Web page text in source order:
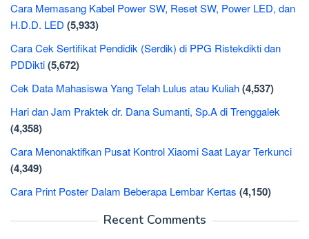
Cara Memasang Kabel Power SW, Reset SW, Power LED, dan
H.D.D. LED (5,933)
Cara Cek Sertifikat Pendidik (Serdik) di PPG Ristekdikti dan
PDDikti(5,672)
Cek Data Mahasiswa Yang Telah Lulus atau Kuliah(4,537)
Hari dan Jam Praktek dr. Dana Sumanti, Sp.A di Trenggalek
(4,358)
Cara Menonaktifkan Pusat Kontrol Xiaomi Saat Layar Terkunci
(4,349)
Cara Print Poster Dalam Beberapa Lembar Kertas (4,150)
Recent Comments